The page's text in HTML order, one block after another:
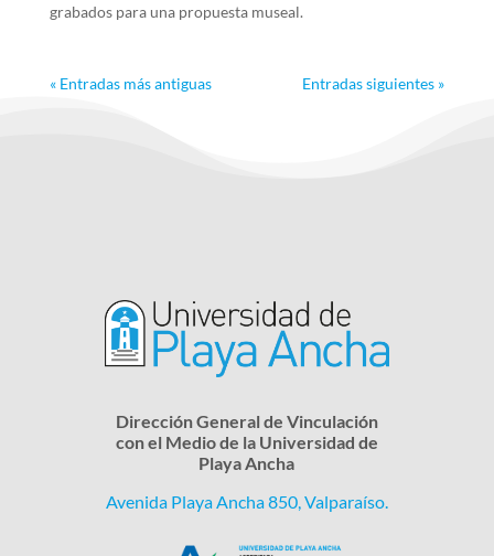
grabados para una propuesta museal.
« Entradas más antiguas Entradas siguientes »
Dirección General de Vinculación
con el Medio de la Universidad de
Playa Ancha
Avenida Playa Ancha 850, Valparaíso.